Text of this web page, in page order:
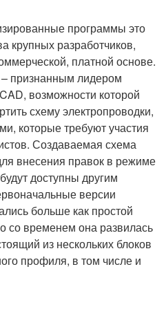
программы это
крупных разработчиков,
платной основе.
– признанным лидером
возможности которой
схему электропроводки,
которые требуют участия
Создаваемая схема
внесения правок в режиме
доступны другим
версии
больше как простой
со временем она развилась
из нескольких блоков
профиля, в том числе и